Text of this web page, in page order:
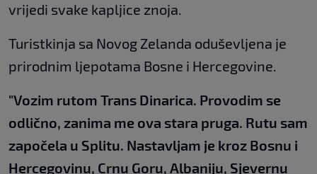
vrijedi svake kapljice znoja.
Turistkinja sa Novog Zelanda oduševljena je
prirodnim ljepotama Bosne i Hercegovine.
"Vozim rutom Trans Dinarica. Provodim se
odlično, zanima me ova stara pruga. Rutu sam
započela u Splitu. Nastavljam je kroz Bosnu i
Hercegovinu, Crnu Goru, Albaniju, Sjevernu